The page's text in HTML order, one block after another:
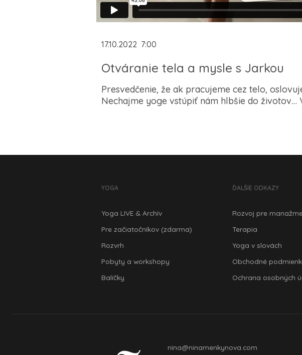
17.10.2022 7:00
Otváranie tela a mysle s Jarkou
Presvedčenie, že ak pracujeme cez telo,
Nechajme yoge vstúpiť nám hlbšie do
YOGA
Yoga LIVE & Archív
Pre začiatočníkov (zdarma)
Rozvrh
Pobyty a workshopy
Balíčky
ĎALŠIE ODKAZY
Rozvoj pre
Terapia
Yoga v slovách
Obchodné
Ochrana osobných
nina@ninamenkynova.com